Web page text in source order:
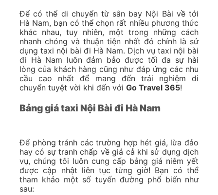
Để có thể di chuyển từ sân bay Nội Bài về tới
Hà Nam, bạn có thể chọn rất nhiều phương thức
khác nhau, tuy nhiên, một trong những cách
nhanh chóng và thuận tiện nhất đó chính là sử
dụng taxi nội bài đi Hà Nam. Dịch vụ taxi nội bài
đi Hà Nam luôn đảm bảo được tối đa sự hài
lòng của khách hàng cũng như đáp ứng các nhu
cầu cao nhất để mang đến trải nghiệm di
chuyển tuyệt vời khi đến với Go Travel 365!
Bảng giá taxi Nội Bài đi Hà Nam
Để phòng tránh các trường hợp hét giá, lừa đảo
hay có sự tranh chấp về giá cả khi sử dụng dịch
vụ, chúng tôi luôn cung cấp bảng giá niêm yết
được cập nhật liên tục từng giờ! Bạn có thể
tham khảo một số tuyến đường phổ biến như
sau: